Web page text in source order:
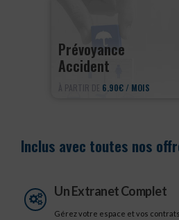
Prévoyance
Accident
À PARTIR DE 6.90€ / MOIS
Inclus avec toutes nos
Un Extranet Complet
Gérez votre espace et vos